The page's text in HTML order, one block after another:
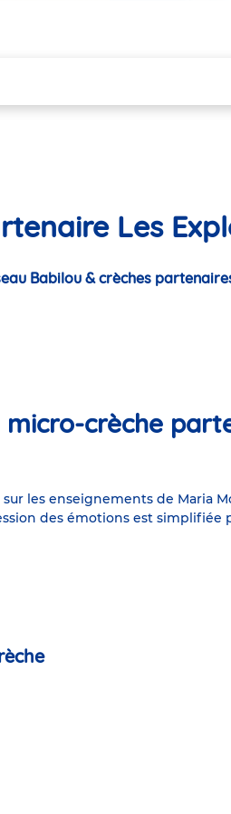
Les
Babilou & crèches
crèche
les enseignements de Maria
des émotions est simplifiée